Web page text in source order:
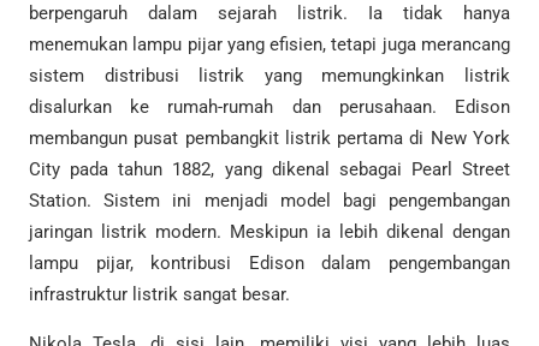
berpengaruh dalam sejarah listrik. Ia tidak hanya
menemukan lampu pijar yang efisien, tetapi juga merancang
sistem distribusi listrik yang memungkinkan listrik
disalurkan ke rumah-rumah dan perusahaan. Edison
membangun pusat pembangkit listrik pertama di New York
City pada tahun 1882, yang dikenal sebagai Pearl Street
Station. Sistem ini menjadi model bagi pengembangan
jaringan listrik modern. Meskipun ia lebih dikenal dengan
lampu pijar, kontribusi Edison dalam pengembangan
infrastruktur listrik sangat besar.